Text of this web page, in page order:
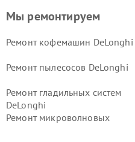
Мы ремонтируем
Ремонт кофемашин DeLonghi
Ремонт пылесосов DeLonghi
Ремонт гладильных систем
DeLonghi
Ремонт микроволновых